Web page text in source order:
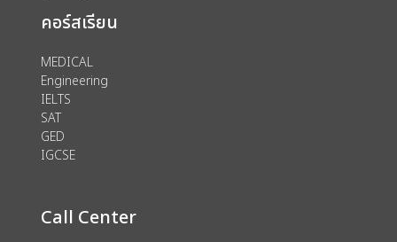
คอร์สเรียน
MEDICAL
Engineering
IELTS
SAT
GED
IGCSE
Call Center